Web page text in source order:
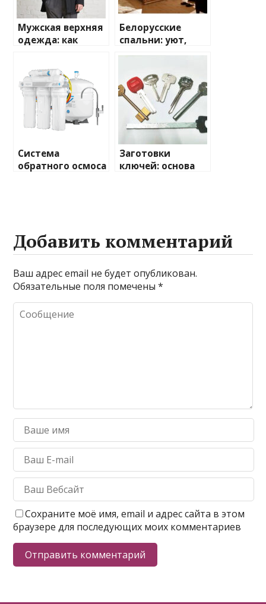
Мужская верхняя
одежда: как
практичный
вариант
Белорусские
спальни: уют,
качество и стиль
Система
обратного осмоса
Заготовки
ключей: основа
Добавить комментарий
Ваш адрес email не будет опубликован.
Обязательные поля помечены*
Сохраните моё имя, email и адрес сайта в этом
браузере для последующих моих комментариев